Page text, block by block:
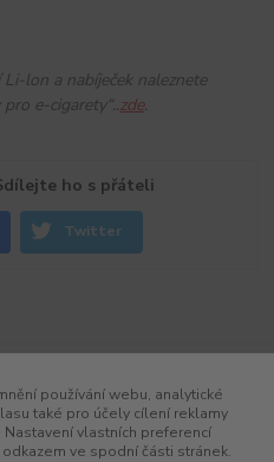
lon a nabíječek naleznete
e-cigarety“..zde.
ho s přáteli
Twitter
používání webu, analytické
také pro účely cílení reklamy
vlastních preferencí
ve spodní části stránek.